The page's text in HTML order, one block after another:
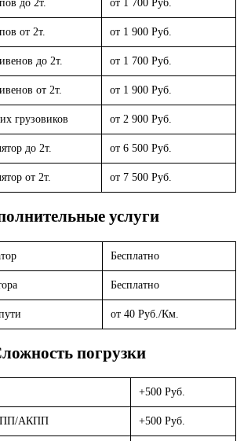
до 2т. от 1 700 Руб.
от 2т. от 1 900 Руб.
до 2т. от 1 700 Руб.
от 2т. от 1 900 Руб.
грузовиков от 2 900 Руб.
до 2т. от 6 500 Руб.
от 2т. от 7 500 Руб.
услуги
Бесплатно
Бесплатно
от 40 Руб./Км.
погрузки
+500 Руб.
АКПП +500 Руб.